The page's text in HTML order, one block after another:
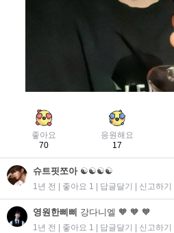
좋아요
70
응원해요
17
슈트핏쪼아 ☯️☯️☯️☯️
1년 전 | 좋아요 1 | 답글달기 신고하기
영원한삐삐 강다니엘 🧡 🧡 🧡
1년 전 | 좋아요 1 | 답글달기 신고하기